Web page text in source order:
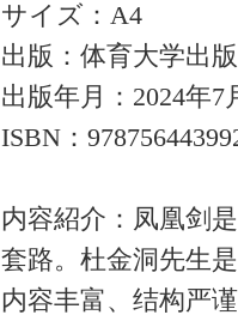
サイズ：A4
出版：体育大学出
出版年月：2024年7
ISBN：
内容紹介：凤凰剑
套路。杜金洞先生
内容丰富、结构严